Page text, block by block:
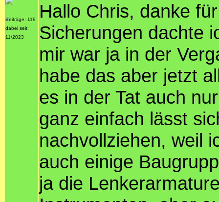
Beiträge: 119
dabei seit:
11/2023
Hallo Chris, danke
Sicherungen dachte
mir war ja in der
habe das aber jetzt
es in der Tat auch
ganz einfach lässt
nachvollziehen, weil
auch einige
ja die